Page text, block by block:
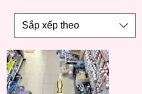
Sắp xếp theo